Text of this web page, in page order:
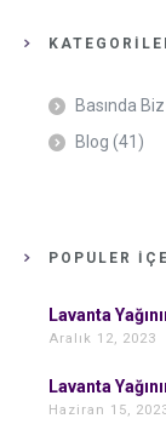
Basında Biz
Blog (41)
POPÜLER
Lavanta
Aralık 12, 2023
Lavanta
Haziran 15,